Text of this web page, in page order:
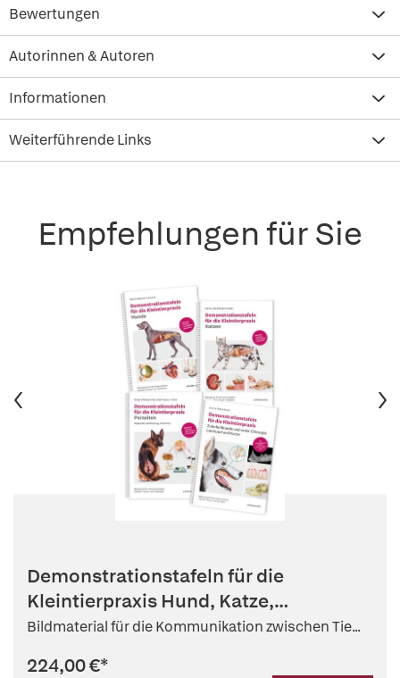
Bewertungen
Autorinnen & Autoren
Informationen
Weiterführende Links
Empfehlungen für Sie
Demonstrationstafeln für die
Kleintierpraxis Hund, Katze,
Parasiten...
Bildmaterial für die Kommunikation zwischen Tie...
224,00 €*